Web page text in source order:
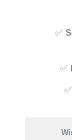
✅
✅